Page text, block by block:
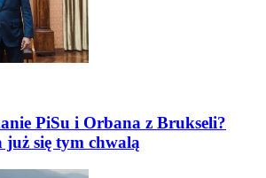
PiSu i Orbana z Brukseli?
już się tym chwalą